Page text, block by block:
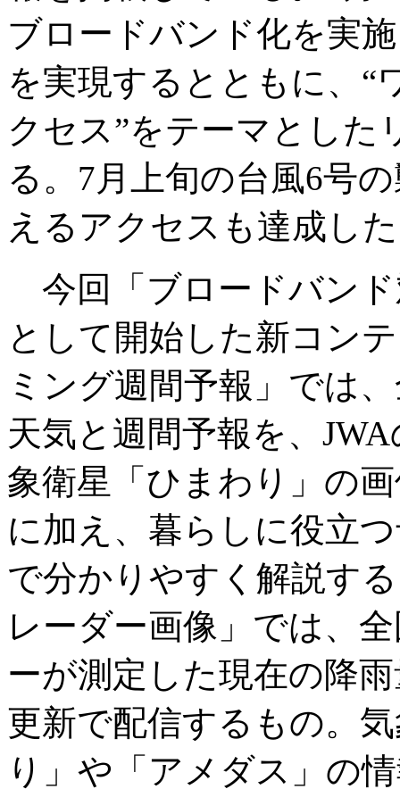
ブロードバンド化を実
を実現するとともに、“
クセス”をテーマとした
る。7月上旬の台風6号
えるアクセスも達成し
今回「ブロードバン
として開始した新コン
ミング週間予報」では
天気と週間予報を、
象衛星「ひまわり」の
に加え、暮らしに役立
で分かりやすく解説す
レーダー画像」では、
ーが測定した現在の降
更新で配信するもの。
り」や「アメダス」の